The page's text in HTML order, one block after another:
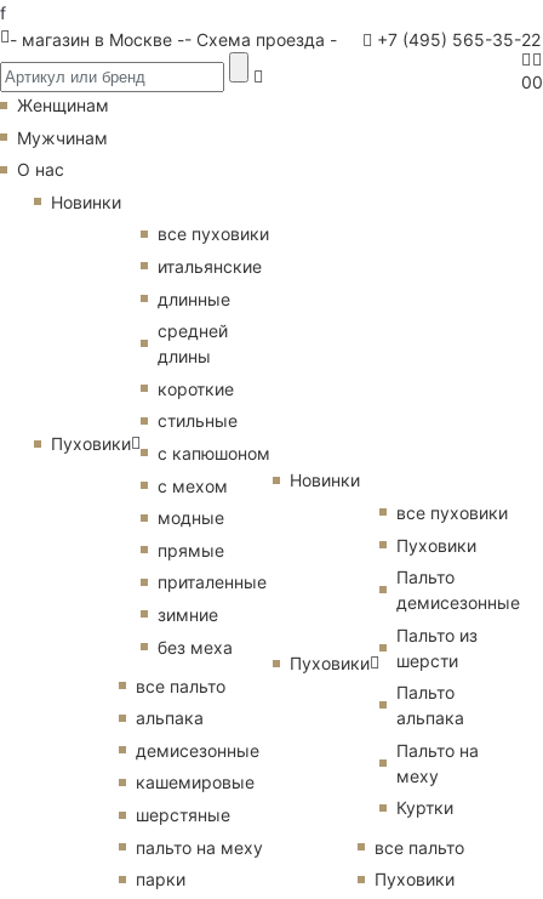
f
- магазин в Москве -- Схема проезда - +7 (495) 565-35-22
00
Женщинам
Мужчинам
О нас
Новинки
Пуховики
все пуховики
итальянские
длинные
средней
длины
короткие
стильные
с капюшоном
с мехом
модные
прямые
приталенные
зимние
без меха
все пальто
альпака
демисезонные
кашемировые
шерстяные
пальто на меху
парки
Новинки
Пуховики
все пуховики
Пуховики
Пальто
демисезонные
Пальто из
шерсти
Пальто
альпака
Пальто на
меху
Куртки
все пальто
Пуховики